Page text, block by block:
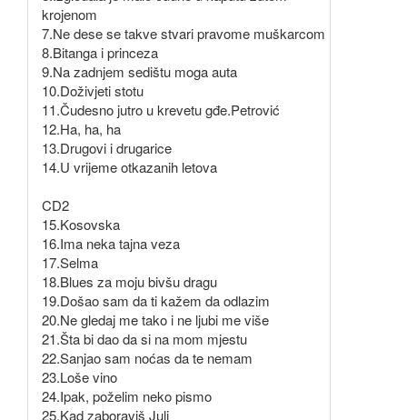
krojenom
7.Ne dese se takve stvari pravome muškarcom
8.Bitanga i princeza
9.Na zadnjem sedištu moga auta
10.Doživjeti stotu
11.Čudesno jutro u krevetu gđe.Petrović
12.Ha, ha, ha
13.Drugovi i drugarice
14.U vrijeme otkazanih letova
CD2
15.Kosovska
16.Ima neka tajna veza
17.Selma
18.Blues za moju bivšu dragu
19.Došao sam da ti kažem da odlazim
20.Ne gledaj me tako i ne ljubi me više
21.Šta bi dao da si na mom mjestu
22.Sanjao sam noćas da te nemam
23.Loše vino
24.Ipak, poželim neko pismo
25.Kad zaboraviš Juli